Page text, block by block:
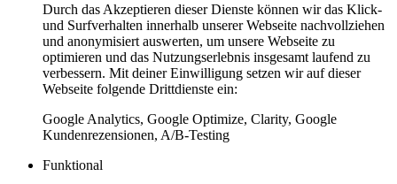
Durch das Akzeptieren dieser Dienste können wir das Klick-
und Surfverhalten innerhalb unserer Webseite nachvollziehen
und anonymisiert auswerten, um unsere Webseite zu
optimieren und das Nutzungserlebnis insgesamt laufend zu
verbessern. Mit deiner Einwilligung setzen wir auf dieser
Webseite folgende Drittdienste ein:
Google Analytics, Google Optimize, Clarity, Google
Kundenrezensionen, A/B-Testing
Funktional